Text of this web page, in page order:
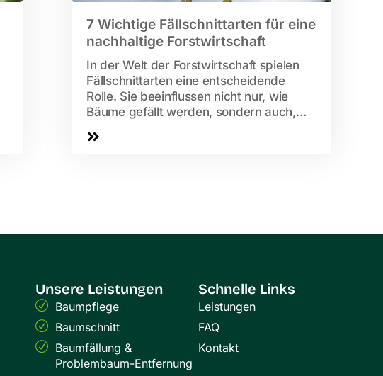
7 Wichtige Fällschnittarten für eine
nachhaltige Forstwirtschaft
In der Welt der Forstwirtschaft spielen
Fällschnittarten eine entscheidende
Rolle. Sie beeinflussen nicht nur, wie
Bäume gefällt werden, sondern auch,
Unsere Leistungen
Baumpflege
Baumschnitt
Baumfällung &
Problembaum-Entfernung
Schnelle Links
Leistungen
FAQ
Kontakt